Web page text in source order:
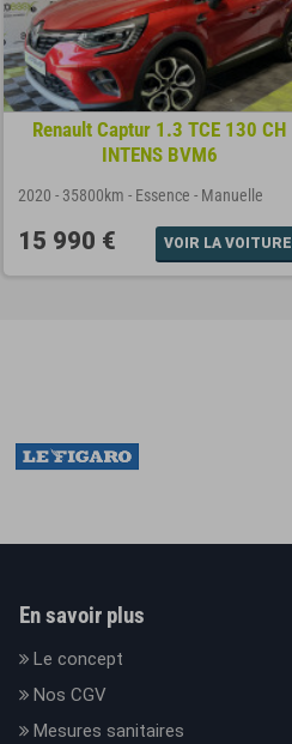
Renault Captur 1.3 TCE 130 CH
INTENS BVM6
2020 - 35800km - Essence - Manuelle
15 990 € VOIR LA VOITURE
En savoir plus
Le concept
Nos CGV
Mesures sanitaires